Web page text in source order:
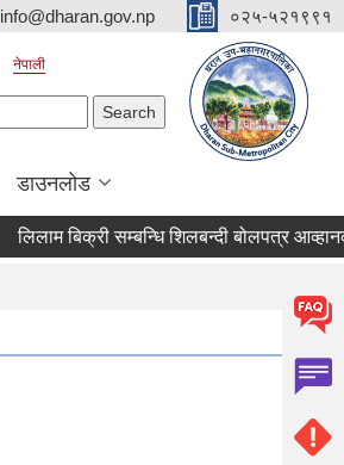
info@dharan.gov.np ०२५-५२१९९१
नेपाली
डाउनलोड
लिलाम बिक्री सम्बन्धि